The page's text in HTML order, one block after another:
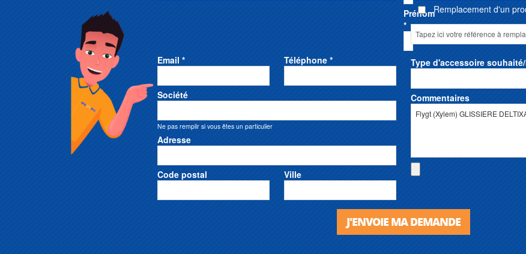
Prénom
*
Email * Téléphone *
Société
Ne pas remplir si vous êtes un particulier
Adresse
Code postal Ville
Remplacement d'un
Type d'accessoire
Commentaires
J'ENVOIE MA DEMANDE